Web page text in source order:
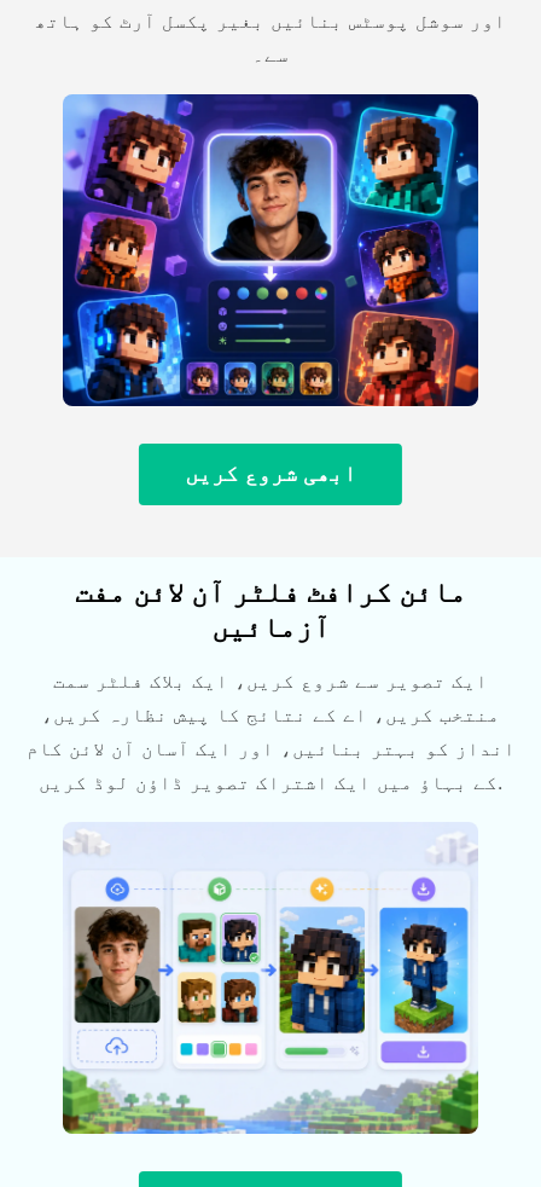
اور سوشل پوسٹس بنائیں بغیر پکسل آرٹ کو ہاتھ
سے۔
ابھی شروع کریں
مائن کرافٹ فلٹر آن لائن مفت
آزمائیں
ایک تصویر سے شروع کریں، ایک بلاک فلٹر سمت
منتخب کریں، اے کے نتائج کا پیش نظارہ کریں،
انداز کو بہتر بنائیں، اور ایک آسان آن لائن کام
کے بہاؤ میں ایک اشتراک تصویر ڈاؤن لوڈ کریں.